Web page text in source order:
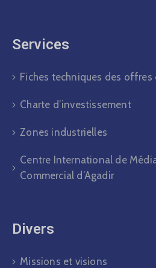
Services
Fiches techniques des offres
Charte d’investissement
Zones industrielles
Centre International de
Commercial d’Agadir
Divers​
Missions et visions